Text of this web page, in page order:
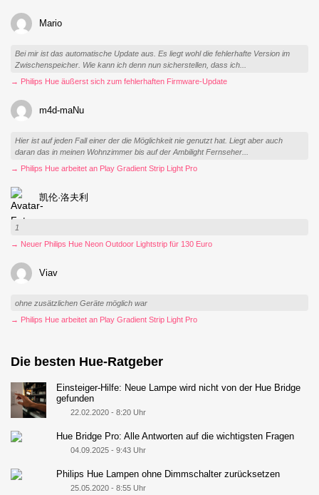
Mario
Bei mir ist das automatische Update aus. Es liegt wohl die fehlerhafte Version im
Zwischenspeicher. Wie kann ich denn nun sicherstellen, dass ich...
→ Philips Hue äußerst sich zum fehlerhaften Firmware-Update
m4d-maNu
Hier ist auf jeden Fall einer der die Möglichkeit nie genutzt hat. Liegt aber auch
daran das in meinen Wohnzimmer bis auf der Ambilight Fernseher...
→ Philips Hue arbeitet an Play Gradient Strip Light Pro
凯伦·洛夫利
1
→ Neuer Philips Hue Neon Outdoor Lightstrip für 130 Euro
Viav
ohne zusätzlichen Geräte möglich war
→ Philips Hue arbeitet an Play Gradient Strip Light Pro
Die besten Hue-Ratgeber
Einsteiger-Hilfe: Neue Lampe wird nicht von der Hue Bridge
gefunden
22.02.2020 - 8:20 Uhr
Hue Bridge Pro: Alle Antworten auf die wichtigsten Fragen
04.09.2025 - 9:43 Uhr
Philips Hue Lampen ohne Dimmschalter zurücksetzen
25.05.2020 - 8:55 Uhr